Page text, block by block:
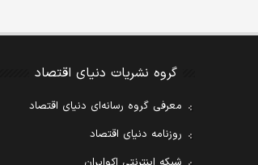
گروه نشریات دنیای اقتصاد
معرفی گروه رسانه‌ای دنیای اقتصاد
روزنامه دنیای اقتصاد